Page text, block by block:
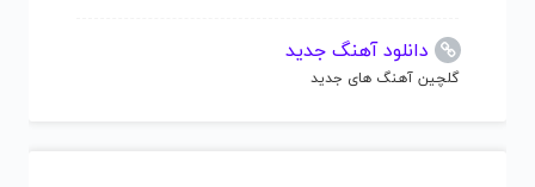
دانلود آهنگ جدید
گلچین آهنگ های جدید